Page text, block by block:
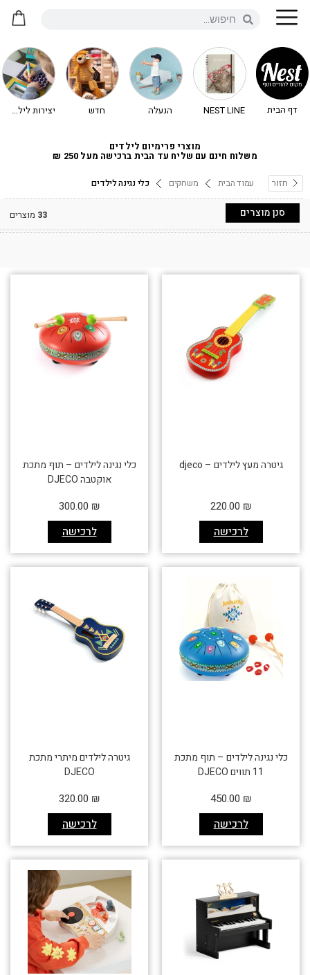
דף הבית NEST LINE הנעלה חדש יצירות לילדים - יצירה לילדים
מוצרי פרימיום לילדים
משלוח חינם עם שליח עד הבית ברכישה מעל 250 ₪
חזור עמוד הבית משחקים כלי נגינה לילדים
33 מוצרים סנן מוצרים
גיטרה מעץ לילדים – djeco
לרכישה
220.00 ₪
כלי נגינה לילדים – תוף מתכת
אוקטבה DJECO
לרכישה
300.00 ₪
כלי נגינה לילדים – תוף מתכת
11 תווים DJECO
לרכישה
450.00 ₪
גיטרה לילדים מיתרי מתכת
DJECO
לרכישה
320.00 ₪